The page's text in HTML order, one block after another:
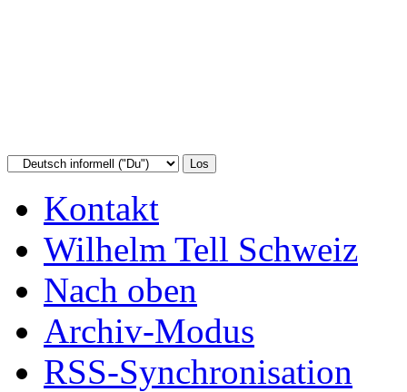
Kontakt
Wilhelm Tell Schweiz
Nach oben
Archiv-Modus
RSS-Synchronisation